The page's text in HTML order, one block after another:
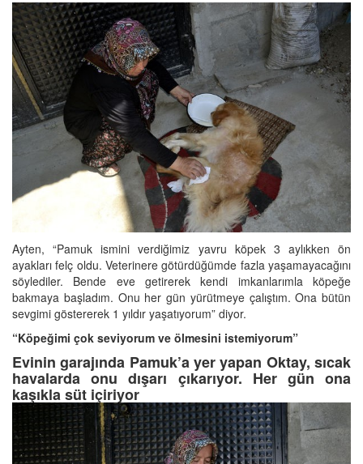
Ayten, “Pamuk ismini verdiğimiz yavru köpek 3 aylıkken ön
ayakları felç oldu. Veterinere götürdüğümde fazla yaşamayacağını
söylediler. Bende eve getirerek kendi imkanlarımla köpeğe
bakmaya başladım. Onu her gün yürütmeye çalıştım. Ona bütün
sevgimi göstererek 1 yıldır yaşatıyorum” diyor.
“Köpeğimi çok seviyorum ve ölmesini istemiyorum”
Evinin garajında Pamuk’a yer yapan Oktay, sıcak
havalarda onu dışarı çıkarıyor. Her gün ona
kaşıkla süt içiriyor